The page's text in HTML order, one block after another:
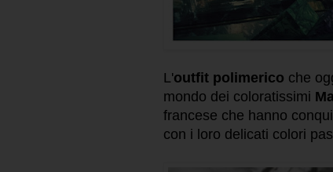
L'outfit polimerico che
mondo dei coloratissimi
francese che hanno
con i loro delicati colori